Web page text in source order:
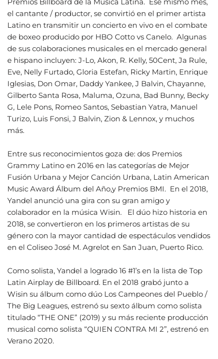
el cantante / productor, se convirtió en el primer artista
Latino en transmitir un concierto en vivo en el combate
de boxeo producido por HBO Cotto vs Canelo. Algunas
de sus colaboraciones musicales en el mercado general
e hispano incluyen: J-Lo, Akon, R. Kelly, 50Cent, Ja Rule,
Eve, Nelly Furtado, Gloria Estefan, Ricky Martin, Enrique
Iglesias, Don Omar, Daddy Yankee, J Balvin, Chayanne,
Gilberto Santa Rosa, Maluma, Ozuna, Bad Bunny, Becky
G, Lele Pons, Romeo Santos, Sebastian Yatra, Manuel
Turizo, Luis Fonsi, J Balvin, Zion & Lennox, y muchos
más.
Entre sus reconocimientos goza de: dos Premios
Grammy Latino en 2016 en las categorías de Mejor
Fusión Urbana y Mejor Canción Urbana, Latin American
Music Award Álbum del Año,y Premios BMI. En el 2018,
Yandel anunció una gira con su gran amigo y
colaborador en la música Wisin. El dúo hizo historia en
2018, se convertieron en los primeros artistas de su
género con la mayor cantidad de espectáculos vendidos
en el Coliseo José M. Agrelot en San Juan, Puerto Rico.
Como solista, Yandel a logrado 16 #1’s en la lista de Top
Latin Airplay de Billboard. En el 2018 grabó junto a
Wisin su álbum como dúo Los Campeones del Pueblo /
The Big Leagues, estrenó su sexto álbum como solista
titulado “THE ONE” (2019) y su más reciente producción
musical como solista “QUIEN CONTRA MI 2”, estrenó en
Verano 2020.